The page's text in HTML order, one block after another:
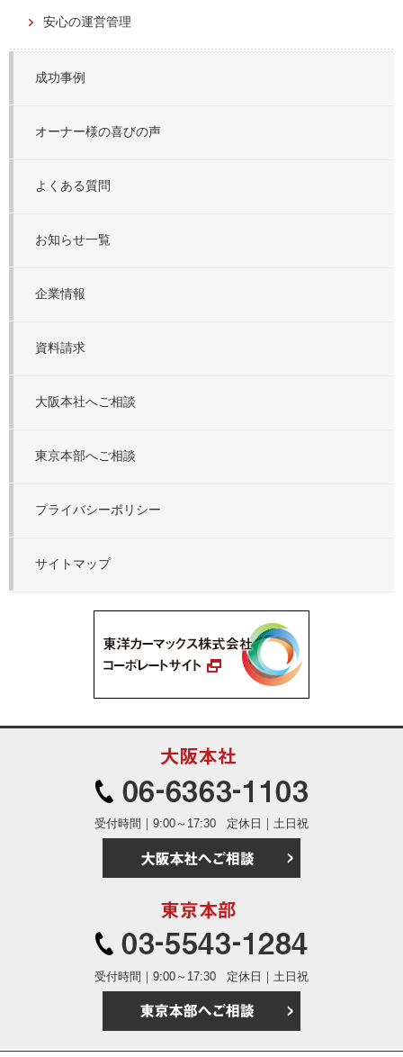
安心の運営管理
成功事例
オーナー様の喜びの声
よくある質問
お知らせ一覧
企業情報
資料請求
大阪本社へご相談
東京本部へご相談
プライバシーポリシー
サイトマップ
受付時間｜9:00～17:30 定休日｜土日祝
受付時間｜9:00～17:30 定休日｜土日祝